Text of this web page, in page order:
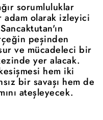
sorumluluklar
adam olarak izleyici
peşinden
ve mücadeleci bir
yer alacak.
hem iki
bir savaşı hem de
ateşleyecek.